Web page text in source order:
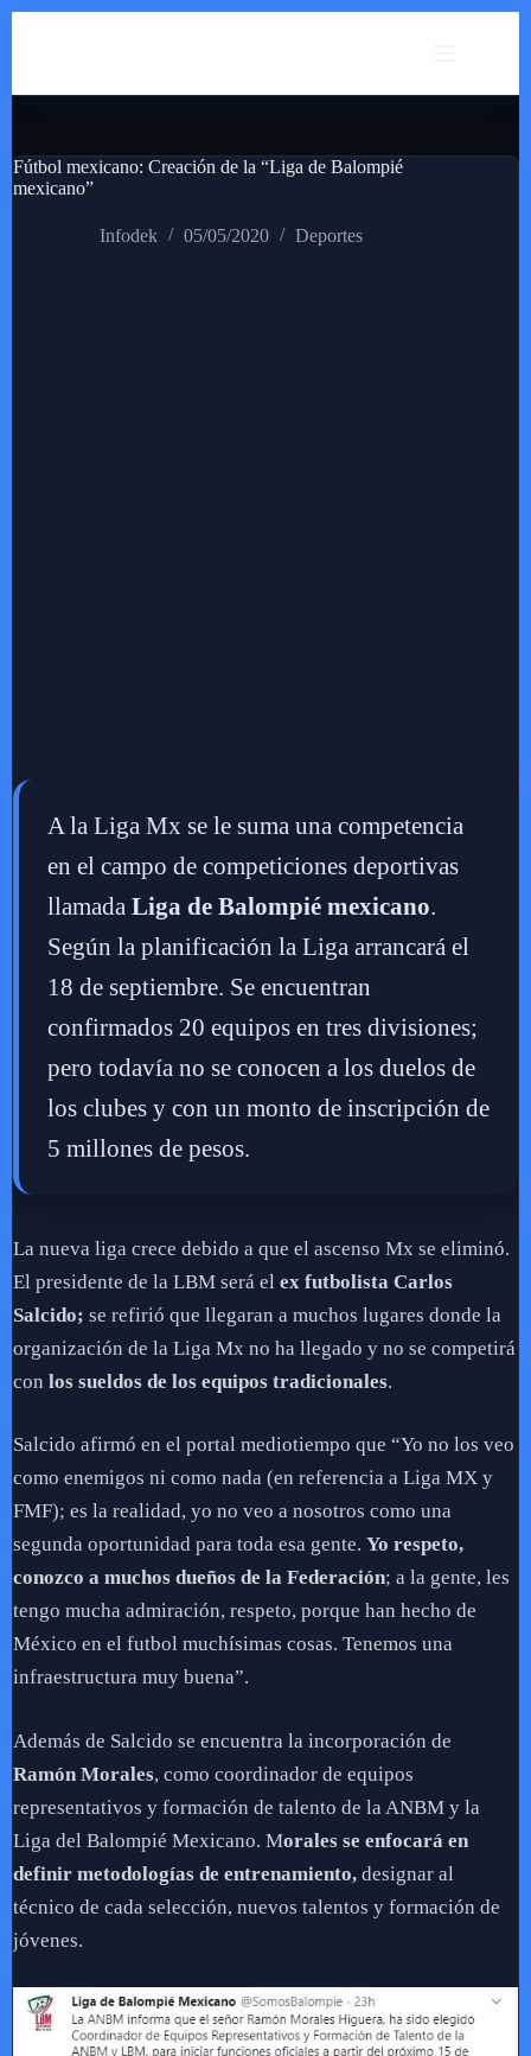
Fútbol mexicano: Creación de la “Liga de Balompié
mexicano”
Infodek 05/05/2020 Deportes
A la Liga Mx se le suma una competencia
en el campo de competiciones deportivas
llamada Liga de Balompié mexicano.
Según la planificación la Liga arrancará el
18 de septiembre. Se encuentran
confirmados 20 equipos en tres divisiones;
pero todavía no se conocen a los duelos de
los clubes y con un monto de inscripción de
5 millones de pesos.
La nueva liga crece debido a que el ascenso Mx se eliminó.
El presidente de la LBM será el ex futbolista Carlos
Salcido; se refirió que llegaran a muchos lugares donde la
organización de la Liga Mx no ha llegado y no se competirá
con los sueldos de los equipos tradicionales.
Salcido afirmó en el portal mediotiempo que “Yo no los veo
como enemigos ni como nada (en referencia a Liga MX y
FMF); es la realidad, yo no veo a nosotros como una
segunda oportunidad para toda esa gente. Yo respeto,
conozco a muchos dueños de la Federación; a la gente, les
tengo mucha admiración, respeto, porque han hecho de
México en el futbol muchísimas cosas. Tenemos una
infraestructura muy buena”.
Además de Salcido se encuentra la incorporación de
Ramón Morales, como coordinador de equipos
representativos y formación de talento de la ANBM y la
Liga del Balompié Mexicano. Morales se enfocará en
definir metodologías de entrenamiento, designar al
técnico de cada selección, nuevos talentos y formación de
jóvenes.